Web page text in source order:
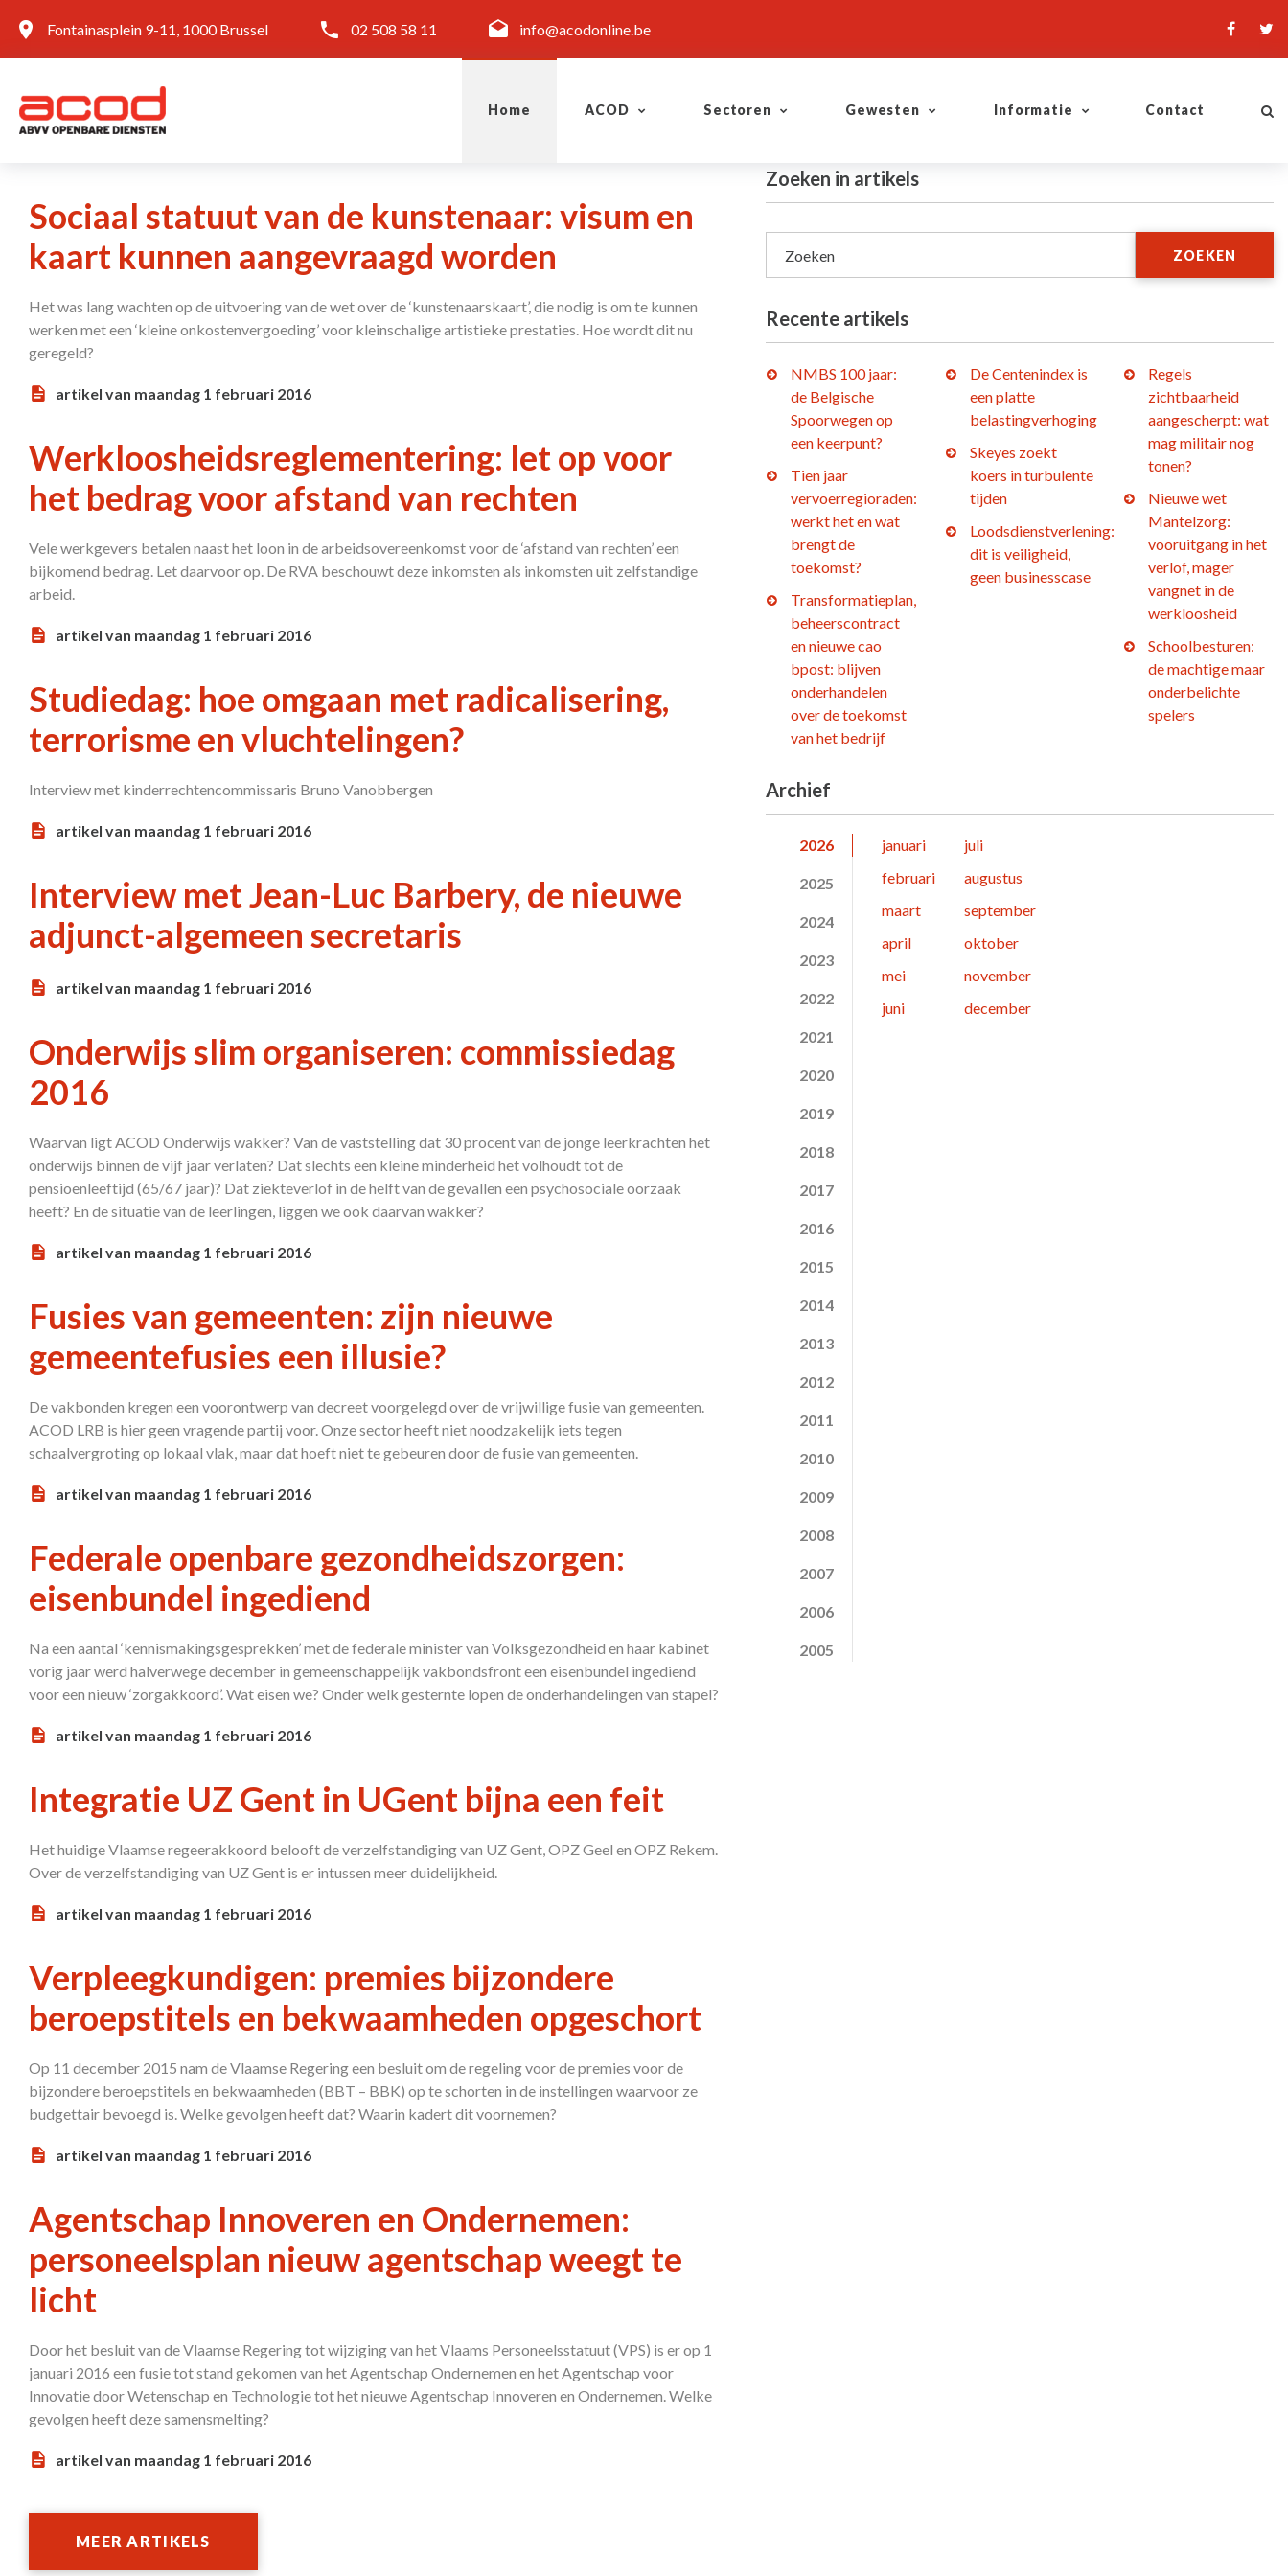
Fontainasplein 9-11, 1000 Brussel 02 508 58 11 info@acodonline.be
Home ACOD Sectoren Gewesten Informatie Contact
Sociaal statuut van de kunstenaar: visum en
kaart kunnen aangevraagd worden
Het was lang wachten op de uitvoering van de wet over de ‘kunstenaarskaart’, die nodig is om te kunnen
werken met een ‘kleine onkostenvergoeding’ voor kleinschalige artistieke prestaties. Hoe wordt dit nu
geregeld?
artikel van maandag 1 februari 2016
Werkloosheidsreglementering: let op voor
het bedrag voor afstand van rechten
Vele werkgevers betalen naast het loon in de arbeidsovereenkomst voor de ‘afstand van rechten’ een
bijkomend bedrag. Let daarvoor op. De RVA beschouwt deze inkomsten als inkomsten uit zelfstandige
arbeid.
artikel van maandag 1 februari 2016
Studiedag: hoe omgaan met radicalisering,
terrorisme en vluchtelingen?
Interview met kinderrechtencommissaris Bruno Vanobbergen
artikel van maandag 1 februari 2016
Interview met Jean-Luc Barbery, de nieuwe
adjunct-algemeen secretaris
artikel van maandag 1 februari 2016
Onderwijs slim organiseren: commissiedag
2016
Waarvan ligt ACOD Onderwijs wakker? Van de vaststelling dat 30 procent van de jonge leerkrachten het
onderwijs binnen de vijf jaar verlaten? Dat slechts een kleine minderheid het volhoudt tot de
pensioenleeftijd (65/67 jaar)? Dat ziekteverlof in de helft van de gevallen een psychosociale oorzaak
heeft? En de situatie van de leerlingen, liggen we ook daarvan wakker?
artikel van maandag 1 februari 2016
Fusies van gemeenten: zijn nieuwe
gemeentefusies een illusie?
De vakbonden kregen een voorontwerp van decreet voorgelegd over de vrijwillige fusie van gemeenten.
ACOD LRB is hier geen vragende partij voor. Onze sector heeft niet noodzakelijk iets tegen
schaalvergroting op lokaal vlak, maar dat hoeft niet te gebeuren door de fusie van gemeenten.
artikel van maandag 1 februari 2016
Federale openbare gezondheidszorgen:
eisenbundel ingediend
Na een aantal ‘kennismakingsgesprekken’ met de federale minister van Volksgezondheid en haar kabinet
vorig jaar werd halverwege december in gemeenschappelijk vakbondsfront een eisenbundel ingediend
voor een nieuw ‘zorgakkoord’. Wat eisen we? Onder welk gesternte lopen de onderhandelingen van stapel?
artikel van maandag 1 februari 2016
Integratie UZ Gent in UGent bijna een feit
Het huidige Vlaamse regeerakkoord belooft de verzelfstandiging van UZ Gent, OPZ Geel en OPZ Rekem.
Over de verzelfstandiging van UZ Gent is er intussen meer duidelijkheid.
artikel van maandag 1 februari 2016
Verpleegkundigen: premies bijzondere
beroepstitels en bekwaamheden opgeschort
Op 11 december 2015 nam de Vlaamse Regering een besluit om de regeling voor de premies voor de
bijzondere beroepstitels en bekwaamheden (BBT – BBK) op te schorten in de instellingen waarvoor ze
budgettair bevoegd is. Welke gevolgen heeft dat? Waarin kadert dit voornemen?
artikel van maandag 1 februari 2016
Agentschap Innoveren en Ondernemen:
personeelsplan nieuw agentschap weegt te
licht
Door het besluit van de Vlaamse Regering tot wijziging van het Vlaams Personeelsstatuut (VPS) is er op 1
januari 2016 een fusie tot stand gekomen van het Agentschap Ondernemen en het Agentschap voor
Innovatie door Wetenschap en Technologie tot het nieuwe Agentschap Innoveren en Ondernemen. Welke
gevolgen heeft deze samensmelting?
artikel van maandag 1 februari 2016
MEER ARTIKELS
Zoeken in artikels
Zoeken ZOEKEN
Recente artikels
NMBS 100 jaar:
de Belgische
Spoorwegen op
een keerpunt?
Tien jaar
vervoerregioraden:
werkt het en wat
brengt de
toekomst?
Transformatieplan,
beheerscontract
en nieuwe cao
bpost: blijven
onderhandelen
over de toekomst
van het bedrijf
De Centenindex is
een platte
belastingverhoging
Skeyes zoekt
koers in turbulente
tijden
Loodsdienstverlening:
dit is veiligheid,
geen businesscase
Regels
zichtbaarheid
aangescherpt: wat
mag militair nog
tonen?
Nieuwe wet
Mantelzorg:
vooruitgang in het
verlof, mager
vangnet in de
werkloosheid
Schoolbesturen:
de machtige maar
onderbelichte
spelers
Archief
2026
2025
2024
2023
2022
2021
2020
2019
2018
2017
2016
2015
2014
2013
2012
2011
2010
2009
2008
2007
2006
2005
januari
februari
maart
april
mei
juni
juli
augustus
september
oktober
november
december